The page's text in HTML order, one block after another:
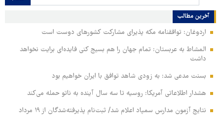
آخرین مطالب
اردوغان: توافقنامه مکه پذیرای مشارکت کشورهای دوست است
المشاط به عربستان: تمام جهان را هم بسیج کنی فایده‌ای برایت نخواهد
داشت
بسنت مدعی شد: به زودی شاهد توافق با ایران خواهیم بود
هشدار اطلاعاتی آمریکا: روسیه تا سه سال آینده به ناتو حمله می‌کند
نتایج آزمون مدارس سمپاد اعلام شد/ ثبت‌نام پذیرفته‌شدگان از ۱۹ مرداد